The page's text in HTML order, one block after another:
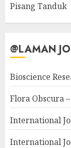
Pisang Tanduk
@LAMAN
Bioscience
Flora Obscura
International
International